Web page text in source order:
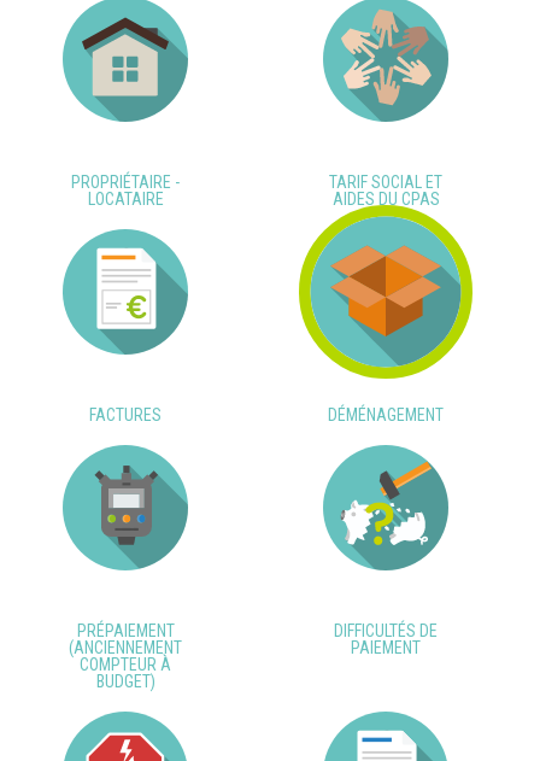
PROPRIÉTAIRE -
LOCATAIRE
TARIF SOCIAL ET
AIDES DU CPAS
FACTURES DÉMÉNAGEMENT
PRÉPAIEMENT
(ANCIENNEMENT
COMPTEUR À
BUDGET)
DIFFICULTÉS DE
PAIEMENT